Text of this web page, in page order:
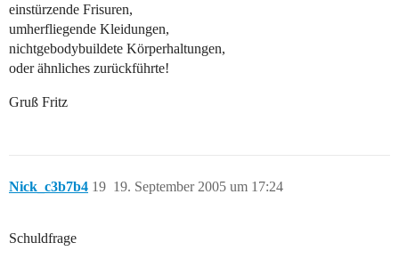
einstürzende Frisuren,
umherfliegende Kleidungen,
nichtgebodybuildete Körperhaltungen,
oder ähnliches zurückführte!
Gruß Fritz
Nick_c3b7b4 19. September 2005 um 17:24
19
Schuldfrage